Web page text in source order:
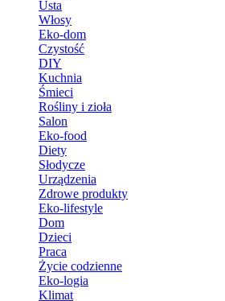
Usta
Włosy
Eko-dom
Czystość
DIY
Kuchnia
Śmieci
Rośliny i zioła
Salon
Eko-food
Diety
Słodycze
Urządzenia
Zdrowe produkty
Eko-lifestyle
Dom
Dzieci
Praca
Życie codzienne
Eko-logia
Klimat